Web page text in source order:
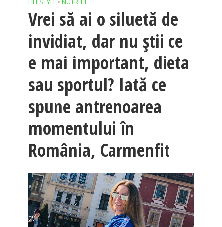
LIFESTYLE • NUTRITIE
Vrei să ai o siluetă de
invidiat, dar nu știi ce
e mai important, dieta
sau sportul? Iată ce
spune antrenoarea
momentului în
România, Carmenfit